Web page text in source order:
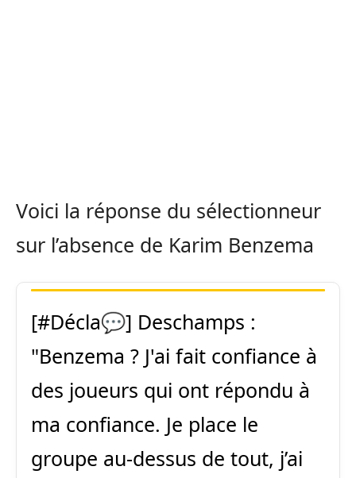
Voici la réponse du sélectionneur
sur l’absence de Karim Benzema
[#Décla💬] Deschamps :
"Benzema ? J'ai fait confiance à
des joueurs qui ont répondu à
ma confiance. Je place le
groupe au-dessus de tout, j’ai